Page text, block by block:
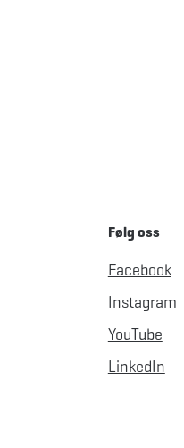
Følg oss
Facebook
Instagram
YouTube
LinkedIn